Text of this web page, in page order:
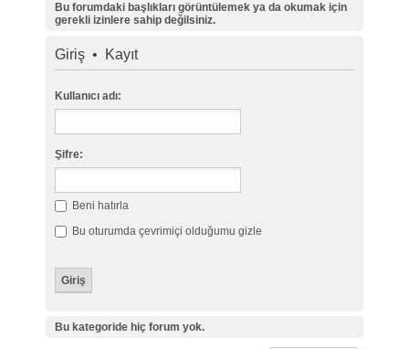
Bu forumdaki başlıkları görüntülemek ya da okumak için
gerekli izinlere sahip değilsiniz.
Giriş• Kayıt
Kullanıcı adı:
Şifre:
Beni hatırla
Bu oturumda çevrimiçi olduğumu gizle
Bu kategoride hiç forum yok.